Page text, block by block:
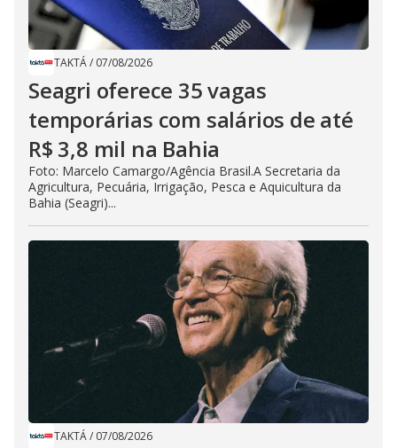
TAKTÁ/ 07/08/2026
Seagri oferece 35 vagas
temporárias com salários de até
R$ 3,8 mil na Bahia
Foto: Marcelo Camargo/Agência Brasil.A Secretaria da
Agricultura, Pecuária, Irrigação, Pesca e Aquicultura da
Bahia (Seagri)...
TAKTÁ/ 07/08/2026